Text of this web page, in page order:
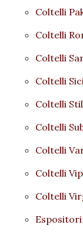
Coltelli
Coltelli
Coltelli
Coltelli
Coltelli
Coltelli
Coltelli
Coltelli
Coltelli
Espositori